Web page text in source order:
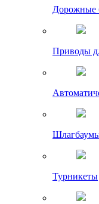
Дорожные
Приводы
Турникеты